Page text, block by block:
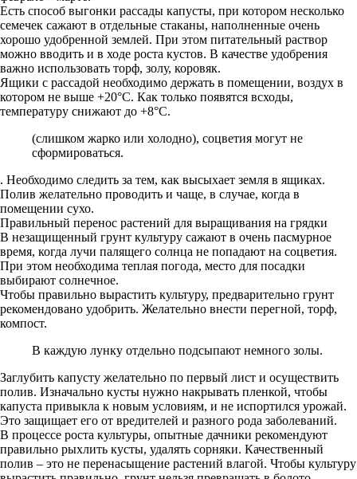
Есть способ выгонки рассады капусты, при котором несколько
семечек сажают в отдельные стаканы, наполненные очень
хорошо удобренной землей. При этом питательный раствор
можно вводить и в ходе роста кустов. В качестве удобрения
важно использовать торф, золу, коровяк.
Ящики с рассадой необходимо держать в помещении, воздух в
котором не выше +20°С. Как только появятся всходы,
температуру снижают до +8°С.
(слишком жарко или холодно), соцветия могут не
сформироваться.
. Необходимо следить за тем, как высыхает земля в ящиках.
Полив желательно проводить и чаще, в случае, когда в
помещении сухо.
Правильный перенос растений для выращивания на грядки
В незащищенный грунт культуру сажают в очень пасмурное
время, когда лучи палящего солнца не попадают на соцветия.
При этом необходима теплая погода, место для посадки
выбирают солнечное.
Чтобы правильно вырастить культуру, предварительно грунт
рекомендовано удобрить. Желательно внести перегной, торф,
компост.
В каждую лунку отдельно подсыпают немного золы.
Заглубить капусту желательно по первый лист и осуществить
полив. Изначально кусты нужно накрывать пленкой, чтобы
капуста привыкла к новым условиям, и не испортился урожай.
Это защищает его от вредителей и разного рода заболеваний.
В процессе роста культуры, опытные дачники рекомендуют
правильно рыхлить кусты, удалять сорняки. Качественный
полив – это не перенасыщение растений влагой. Чтобы культуру